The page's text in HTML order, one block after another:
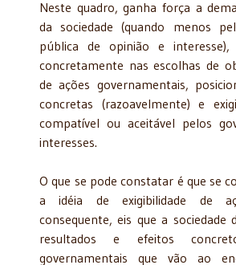
Neste quadro, ganha força a
da sociedade (quando menos
pública de opinião e interesse),
concretamente nas escolhas de
de ações governamentais,
concretas (razoavelmente) e
compatível ou aceitável pelos
interesses.
O que se pode constatar é que se
a idéia de exigibilidade de
consequente, eis que a sociedade
resultados e efeitos
governamentais que vão ao